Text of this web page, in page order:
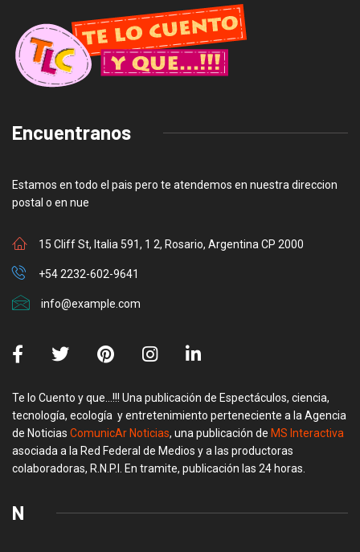
Encuentranos
Estamos en todo el pais pero te atendemos en nuestra direccion
postal o en nue
15 Cliff St, Italia 591, 1 2, Rosario, Argentina CP 2000
+54 2232-602-9641
info@example.com
Te lo Cuento y que…!!! Una publicación de Espectáculos, ciencia,
tecnología, ecología y entretenimiento perteneciente a la Agencia
de Noticias ComunicAr Noticias, una publicación de MS Interactiva
asociada a la Red Federal de Medios y a las productoras
colaboradoras, R.N.P.I. En tramite, publicación las 24 horas.
N